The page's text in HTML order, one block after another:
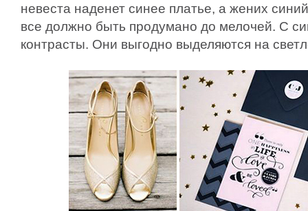
невеста наденет синее платье, а жених
все должно быть продумано до мелочей. С
контрасты. Они выгодно выделяются на